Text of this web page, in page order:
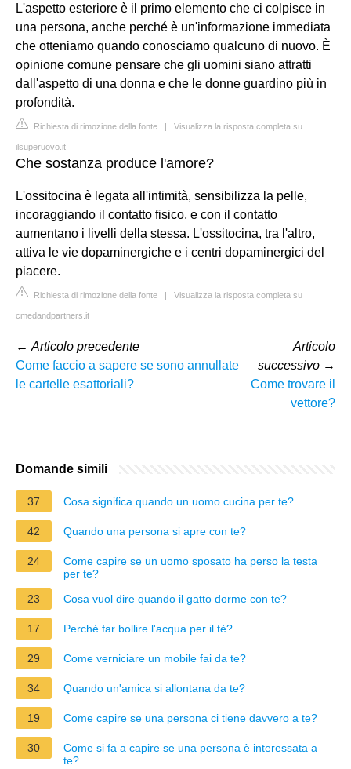
L'aspetto esteriore è il primo elemento che ci colpisce in
una persona, anche perché è un'informazione immediata
che otteniamo quando conosciamo qualcuno di nuovo. È
opinione comune pensare che gli uomini siano attratti
dall'aspetto di una donna e che le donne guardino più in
profondità.
Richiesta di rimozione della fonte | Visualizza la risposta completa su
ilsuperuovo.it
Che sostanza produce l'amore?
L'ossitocina è legata all'intimità, sensibilizza la pelle,
incoraggiando il contatto fisico, e con il contatto
aumentano i livelli della stessa. L'ossitocina, tra l'altro,
attiva le vie dopaminergiche e i centri dopaminergici del
piacere.
Richiesta di rimozione della fonte | Visualizza la risposta completa su
cmedandpartners.it
← Articolo precedente
Come faccio a sapere se sono annullate
le cartelle esattoriali?
Articolo
successivo →
Come trovare il
vettore?
Domande simili
37 Cosa significa quando un uomo cucina per te?
42 Quando una persona si apre con te?
24
Come capire se un uomo sposato ha perso la testa
per te?
23
Cosa vuol dire quando il gatto dorme con te?
17 Perché far bollire l'acqua per il tè?
29 Come verniciare un mobile fai da te?
34 Quando un'amica si allontana da te?
19 Come capire se una persona ci tiene davvero a te?
30
Come si fa a capire se una persona è interessata a
te?